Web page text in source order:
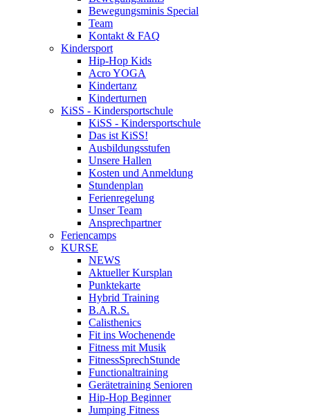
Bewegungsminis Special
Team
Kontakt & FAQ
Kindersport
Hip-Hop Kids
Acro YOGA
Kindertanz
Kinderturnen
KiSS - Kindersportschule
KiSS - Kindersportschule
Das ist KiSS!
Ausbildungsstufen
Unsere Hallen
Kosten und Anmeldung
Stundenplan
Ferienregelung
Unser Team
Ansprechpartner
Feriencamps
KURSE
NEWS
Aktueller Kursplan
Punktekarte
Hybrid Training
B.A.R.S.
Calisthenics
Fit ins Wochenende
Fitness mit Musik
FitnessSprechStunde
Functionaltraining
Gerätetraining Senioren
Hip-Hop Beginner
Jumping Fitness